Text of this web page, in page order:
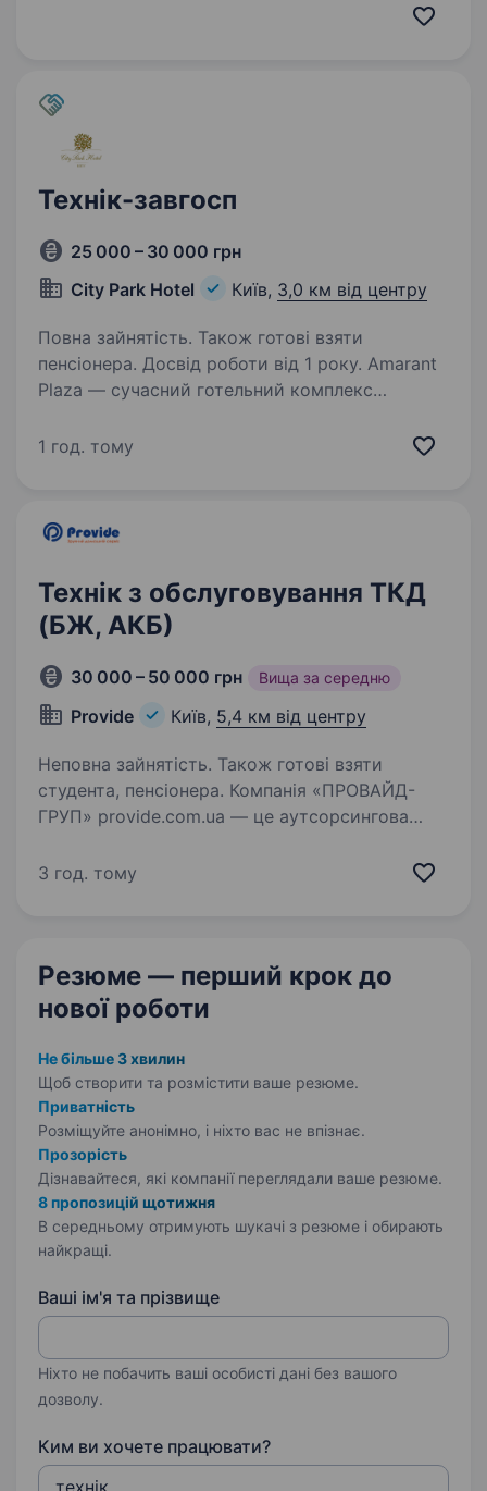
людей та спільно наближати перемогу. Зараз
Технік-завгосп
25 000 – 30 000 грн
City Park Hotel
Київ, 3,0 км від центру
Повна зайнятість. Також готові взяти
пенсіонера. Досвід роботи від 1 року. Amarant
Plaza — сучасний готельний комплекс
Тараса Шевченка. Ми пропонуємо: офіційне
1 год. тому
Технік з обслуговування ТКД
(БЖ, АКБ)
30 000 – 50 000 грн Вища за середню
Provide Київ, 5,4 км від центру
Неповна зайнятість. Також готові взяти
студента, пенсіонера. Компанія «ПРОВАЙД-
ГРУП» provide.com.ua — це аутсорсингова
телекомунікацій (технічне обслуговування
3 год. тому
Резюме — перший крок до
нової роботи
Не більше 3 хвилин
Щоб створити та розмістити ваше резюме.
Приватність
Розміщуйте анонімно, і ніхто вас не впізнає.
Прозорість
Дізнавайтеся, які компанії переглядали ваше резюме.
8 пропозицій щотижня
В середньому отримують шукачі з резюме і обирають
найкращі.
Ваші ім'я та прізвище
Ніхто не побачить ваші особисті дані без вашого
дозволу.
Ким ви хочете працювати?